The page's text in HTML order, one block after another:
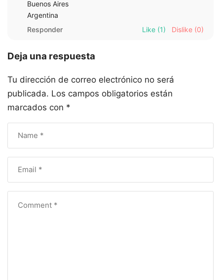
Buenos Aires
Argentina
Responder
Like (1) Dislike (0)
Deja una respuesta
Tu dirección de correo electrónico no será
publicada. Los campos obligatorios están
marcados con *